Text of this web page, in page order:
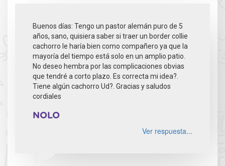
Buenos días: Tengo un pastor alemán puro de 5
años, sano, quisiera saber si traer un border collie
cachorro le haría bien como compañero ya que la
mayoría del tiempo está solo en un amplio patio.
No deseo hembra por las complicaciones obvias
que tendré a corto plazo. Es correcta mi idea?.
Tiene algún cachorro Ud?. Gracias y saludos
cordiales
NOLO
Ver respuesta...